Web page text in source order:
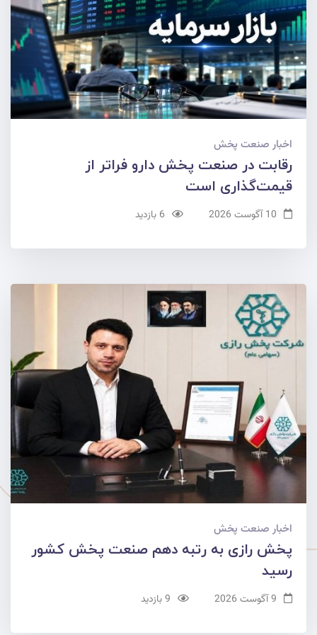
اخبار صنعت پخش
رقابت در صنعت پخش دارو فراتر از
قیمت‌گذاری است
6 بازدید
اخبار صنعت پخش
پخش رازی به رتبه دهم صنعت پخش کشور
رسید
9 بازدید